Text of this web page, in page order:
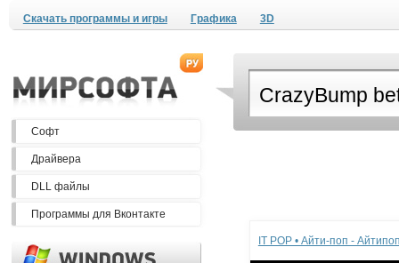
Скачать программы и игры Графика 3D
Софт
Драйвера
DLL файлы
Программы для Вконтакте
IT POP • Айти-поп -